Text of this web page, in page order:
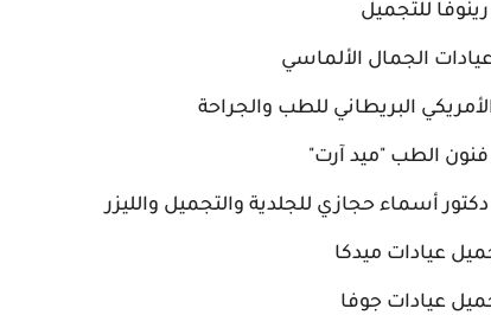
للتجميل
الجمال الألماسي
البريطاني للطب والجراحة
فنون الطب "ميد آرت"
أسماء حجازي للجلدية والتجميل والليزر
عيادات ميدكا
عيادات جوفا